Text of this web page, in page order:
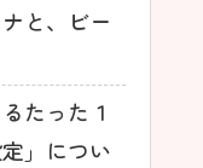
と、ビー
たった１
」につい